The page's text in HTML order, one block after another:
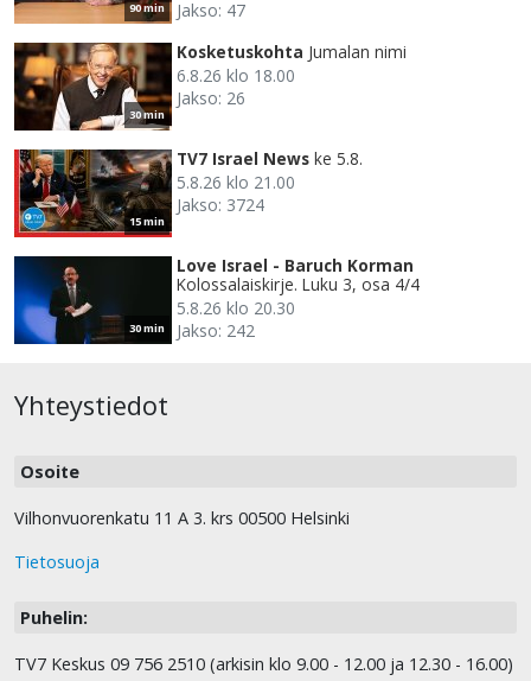
90 min
Jakso: 47
30 min
Kosketuskohta Jumalan nimi
6.8.26 klo 18.00
Jakso: 26
15 min
TV7 Israel News ke 5.8.
5.8.26 klo 21.00
Jakso: 3724
30 min
Love Israel - Baruch Korman
Kolossalaiskirje. Luku 3, osa 4/4
5.8.26 klo 20.30
Jakso: 242
Yhteystiedot
Osoite
Vilhonvuorenkatu 11 A 3. krs 00500 Helsinki
Tietosuoja
Puhelin:
TV7 Keskus 09 756 2510 (arkisin klo 9.00 - 12.00 ja 12.30 - 16.00)